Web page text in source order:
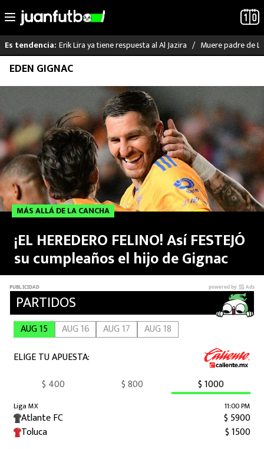
Saltar
contenido
Es tendencia: Erik Lira ya tiene respuesta al Al Jazira Muere padre de
LO ÚLTIMO
RAYADOS
PUMAS
ATLANTE
SELECCIÓN MEXICANA
FUTBOL INTERNACIONAL
MEXICANOS EN EL EXTRANJERO
FUTBOL ESTUFA
FÓRMULA 1
BOXEO
NFL
EDEN GIGNAC
MÁS ALLÁ DE LA CANCHA
¡EL HEREDERO FELINO! Así FESTEJÓ
su cumpleaños el hijo de Gignac